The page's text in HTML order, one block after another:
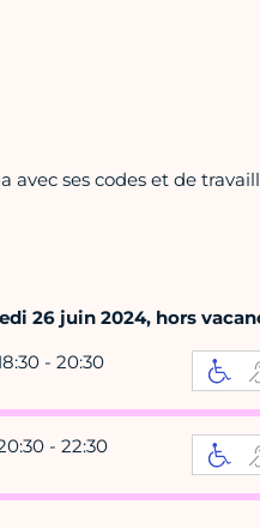
ses codes et de
26 juin 2024, hors
- 20:30
- 22:30